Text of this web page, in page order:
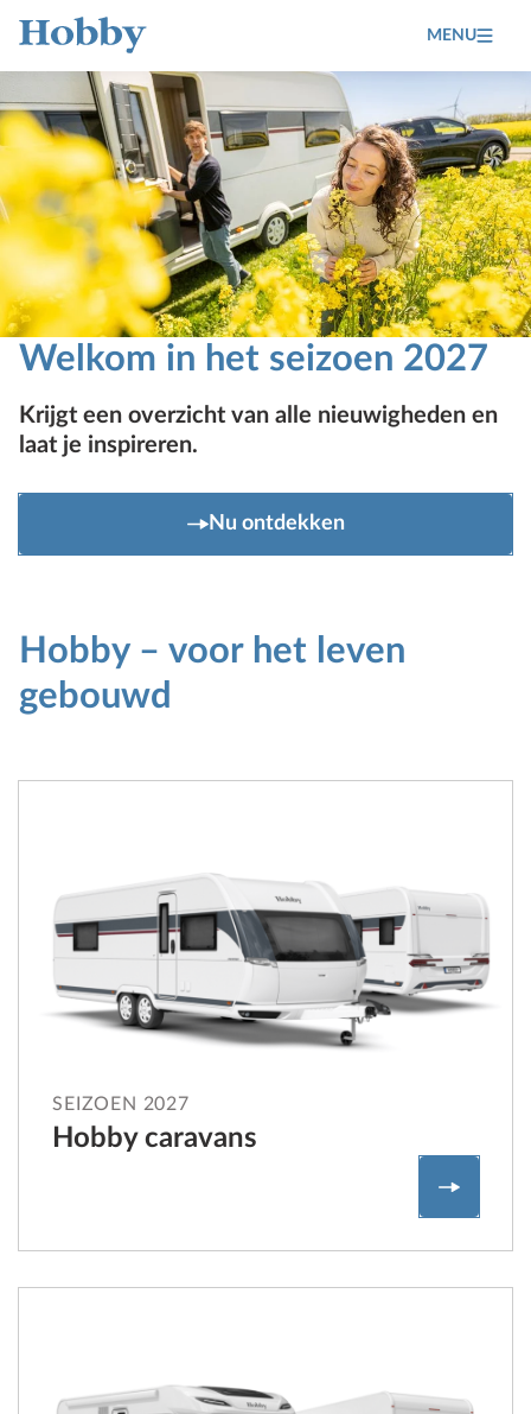
MENU
Welkom in het seizoen 2027
Krijgt een overzicht van alle nieuwigheden en
laat je inspireren.
Nu ontdekken
Hobby – voor het leven
gebouwd
SEIZOEN 2027
Hobby caravans
Hobby